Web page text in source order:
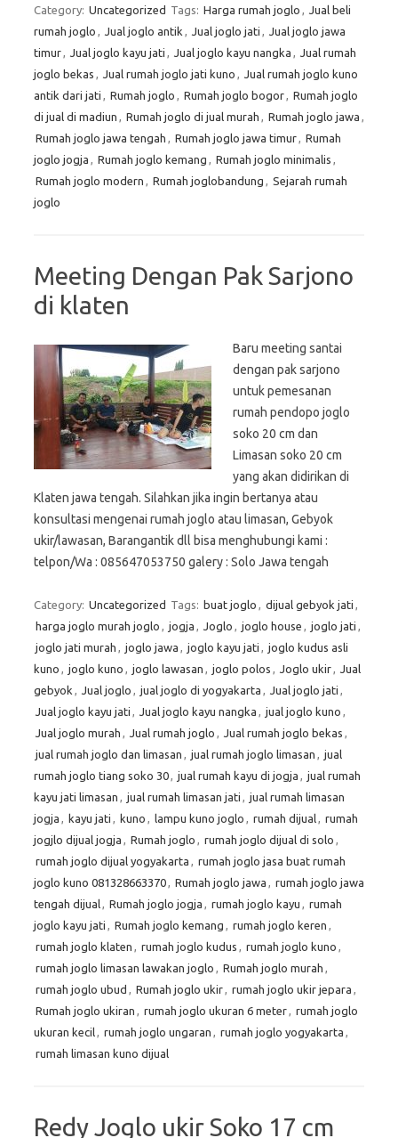
Category: Uncategorized Tags: Harga rumah joglo , Jual beli
rumah joglo , Jual joglo antik , Jual joglo jati , Jual joglo jawa
timur, Jual joglo kayu jati , Jual joglo kayu nangka , Jual rumah
joglo bekas , Jual rumah joglo jati kuno , Jual rumah joglo kuno
antik dari jati , Rumah joglo , Rumah joglo bogor, Rumah joglo
di jual di madiun , Rumah joglo di jual murah , Rumah joglo jawa ,
Rumah joglo jawa tengah , Rumah joglo jawa timur, Rumah
joglo jogja , Rumah joglo kemang , Rumah joglo minimalis ,
Rumah joglo modern , Rumah joglobandung , Sejarah rumah
joglo
Meeting Dengan Pak Sarjono
di klaten
Baru meeting santai
dengan pak sarjono
untuk pemesanan
rumah pendopo joglo
soko 20 cm dan
Limasan soko 20 cm
yang akan didirikan di
Klaten jawa tengah. Silahkan jika ingin bertanya atau
konsultasi mengenai rumah joglo atau limasan, Gebyok
ukir/lawasan, Barangantik dll bisa menghubungi kami :
telpon/Wa : 085647053750 galery : Solo Jawa tengah
Category: Uncategorized Tags: buat joglo , dijual gebyok jati ,
harga joglo murah joglo , jogja , Joglo , joglo house , joglo jati ,
joglo jati murah , joglo jawa , joglo kayu jati , joglo kudus asli
kuno , joglo kuno , joglo lawasan , joglo polos , Joglo ukir, Jual
gebyok , Jual joglo , jual joglo di yogyakarta , Jual joglo jati ,
Jual joglo kayu jati , Jual joglo kayu nangka , jual joglo kuno ,
Jual joglo murah , Jual rumah joglo , Jual rumah joglo bekas ,
jual rumah joglo dan limasan , jual rumah joglo limasan , jual
rumah joglo tiang soko 30, jual rumah kayu di jogja , jual rumah
kayu jati limasan , jual rumah limasan jati , jual rumah limasan
jogja , kayu jati , kuno , lampu kuno joglo , rumah dijual, rumah
jogjlo dijual jogja , Rumah joglo , rumah joglo dijual di solo ,
rumah joglo dijual yogyakarta , rumah joglo jasa buat rumah
joglo kuno 081328663370, Rumah joglo jawa , rumah joglo jawa
tengah dijual, Rumah joglo jogja , rumah joglo kayu , rumah
joglo kayu jati , Rumah joglo kemang , rumah joglo keren ,
rumah joglo klaten , rumah joglo kudus , rumah joglo kuno ,
rumah joglo limasan lawakan joglo , Rumah joglo murah ,
rumah joglo ubud , Rumah joglo ukir, rumah joglo ukir jepara ,
Rumah joglo ukiran , rumah joglo ukuran 6 meter, rumah joglo
ukuran kecil, rumah joglo ungaran , rumah joglo yogyakarta ,
rumah limasan kuno dijual
Redy Joglo ukir Soko 17 cm